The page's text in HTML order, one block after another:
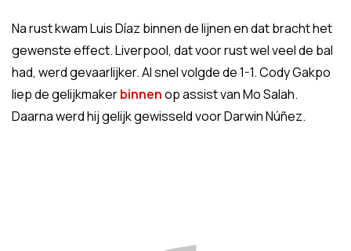
Na rust kwam Luis Díaz binnen de lijnen en dat bracht het
gewenste effect. Liverpool, dat voor rust wel veel de bal
had, werd gevaarlijker. Al snel volgde de 1-1. Cody Gakpo
liep de gelijkmakerbinnenop assist van Mo Salah.
Daarna werd hij gelijk gewisseld voor Darwin Núñez.